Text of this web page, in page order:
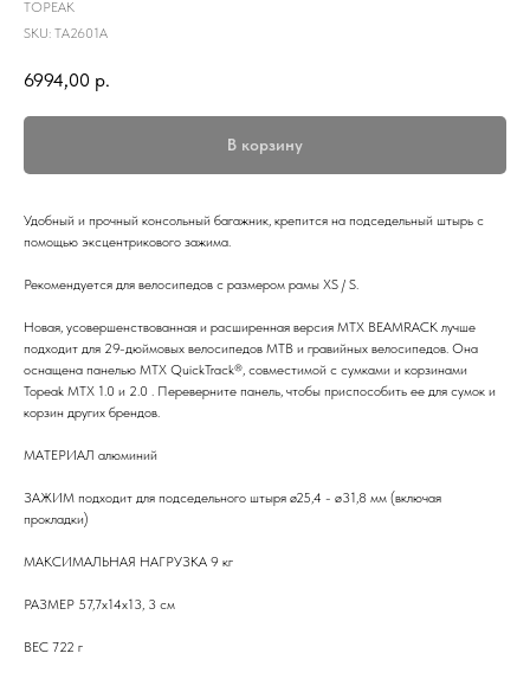
TOPEAK
SKU: TA2601A
6994,00 р.
В корзину
Удобный и прочный консольный багажник, крепится на подседельный штырь с
помощью эксцентрикового зажима.
Рекомендуется для велосипедов с размером рамы XS / S.
Новая, усовершенствованная и расширенная версия MTX BEAMRACK лучше
подходит для 29-дюймовых велосипедов MTB и гравийных велосипедов. Она
оснащена панелью MTX QuickTrack®, совместимой с сумками и корзинами
Topeak MTX 1.0 и 2.0 . Переверните панель, чтобы приспособить ее для сумок и
корзин других брендов.
МАТЕРИАЛ алюминий
ЗАЖИМ подходит для подседельного штыря ø25,4 - ø31,8 мм (включая
прокладки)
МАКСИМАЛЬНАЯ НАГРУЗКА 9 кг
РАЗМЕР 57,7x14x13, 3 см
ВЕС 722 г